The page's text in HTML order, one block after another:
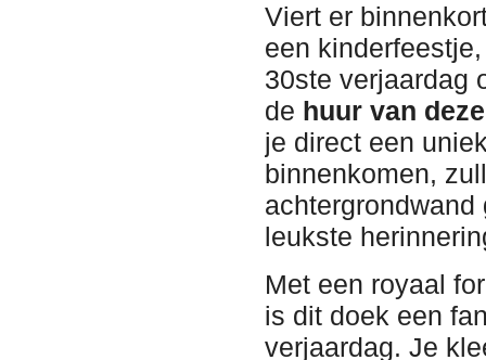
Viert er
een
30ste verjaardag
de huur van
je direct een
binnenkomen,
leukste
Met een royaal
is dit doek een
verjaardag. Je